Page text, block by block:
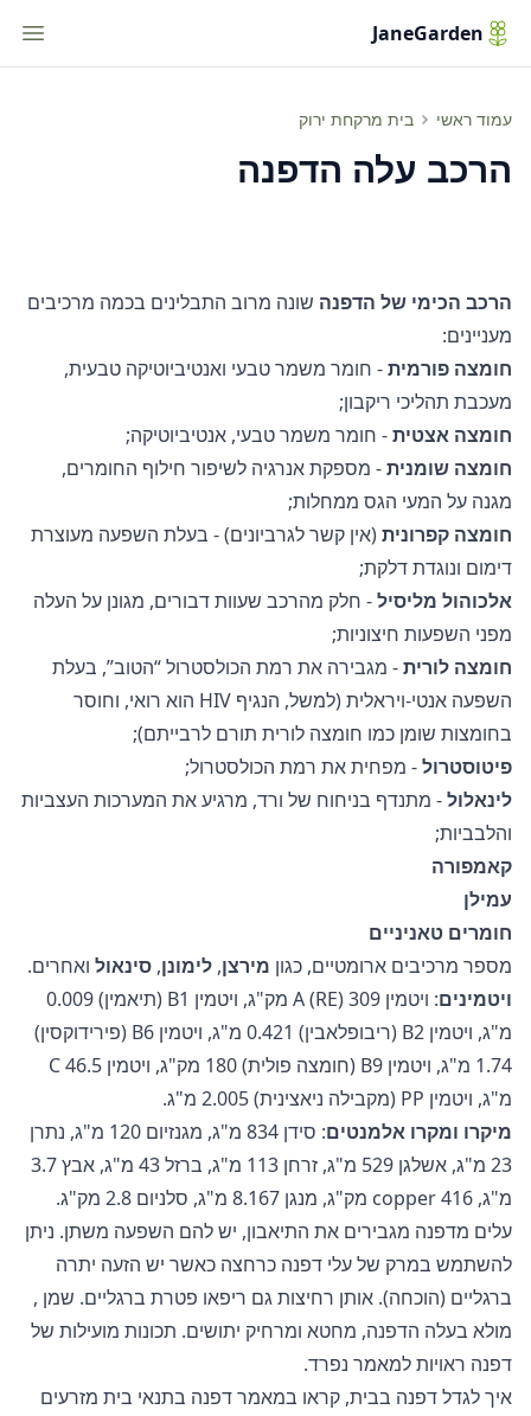
JaneGarden
עמוד ראשי בית מרקחת ירוק הרכב עלה הדפנה
הרכב עלה הדפנה
הרכב הכימי של הדפנה שונה מרוב התבלינים בכמה מרכיבים
מעניינים:
חומצה פורמית- חומר משמר טבעי ואנטיביוטיקה טבעית,
מעכבת תהליכי ריקבון;
חומצה אצטית- חומר משמר טבעי, אנטיביוטיקה;
חומצה שומנית- מספקת אנרגיה לשיפור חילוף החומרים,
מגנה על המעי הגס ממחלות;
חומצה קפרונית(אין קשר לגרביונים) - בעלת השפעה מעוצרת
דימום ונוגדת דלקת;
אלכוהול מליסיל- חלק מהרכב שעוות דבורים, מגונן על העלה
מפני השפעות חיצוניות;
חומצה לורית- מגבירה את רמת הכולסטרול “הטוב”, בעלת
השפעה אנטי-ויראלית (למשל, הנגיף HIV הוא רואי, וחוסר
בחומצות שומן כמו חומצה לורית תורם לרבייתם);
פיטוסטרול- מפחית את רמת הכולסטרול;
לינאלול- מתנדף בניחוח של ורד, מרגיע את המערכות העצביות
והלבביות;
קאמפורה
עמילן
חומרים טאניניים
מספר מרכיבים ארומטיים, כגון מירצן, לימונן, סינאול ואחרים.
ויטמינים
: ויטמין A (RE) 309 מק"ג, ויטמין B1 (תיאמין) 0.009
מ"ג, ויטמין B2 (ריבופלאבין) 0.421 מ"ג, ויטמין B6 (פירידוקסין)
1.74 מ"ג, ויטמין B9 (חומצה פולית) 180 מק"ג, ויטמין C 46.5
מ"ג, ויטמין PP (מקבילה ניאצינית) 2.005 מ"ג.
מיקרו ומקרו אלמנטים
: סידן 834 מ"ג, מגנזיום 120 מ"ג, נתרן
23 מ"ג, אשלגן 529 מ"ג, זרחן 113 מ"ג, ברזל 43 מ"ג, אבץ 3.7
מ"ג, copper 416 מק"ג, מנגן 8.167 מ"ג, סלניום 2.8 מק"ג.
עלים מדפנה מגבירים את התיאבון, יש להם השפעה משתן. ניתן
להשתמש במרק של עלי דפנה כרחצה כאשר יש הזעה יתרה
ברגליים (הוכחה). אותן רחיצות גם ריפאו פטרת ברגליים. שמן ,
מולא בעלה הדפנה, מחטא ומרחיק יתושים. תכונות מועילות של
דפנה ראויות למאמר נפרד.
איך לגדל דפנה בבית, קראו במאמרדפנה בתנאי בית מזרעים